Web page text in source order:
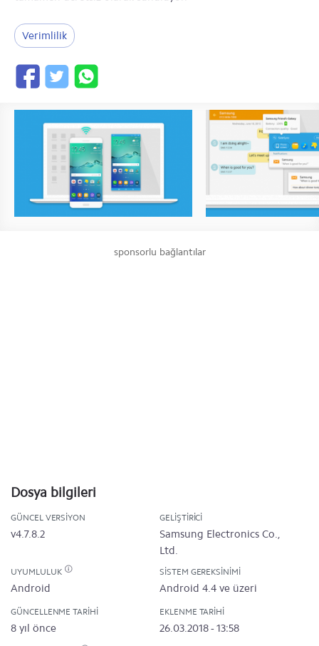
Verimlilik
sponsorlu bağlantılar
Dosya bilgileri
GÜNCEL VERSIYON
v4.7.8.2
GELIŞTIRICI
Samsung Electronics Co.,
Ltd.
UYUMLULUK
Android
SISTEM GEREKSINIMI
Android 4.4 ve üzeri
GÜNCELLENME TARIHI
8 yıl önce
EKLENME TARIHI
26.03.2018 - 13:58